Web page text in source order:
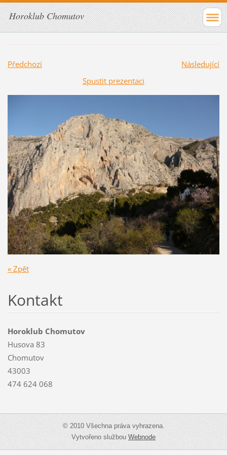
Horoklub Chomutov
Předchozí
Následující
Spustit prezentaci
« Zpět
Kontakt
Horoklub Chomutov
Husova 83
Chomutov
43003
474 624 068
© 2010 Všechna práva vyhrazena.
Vytvořeno službouWebnode